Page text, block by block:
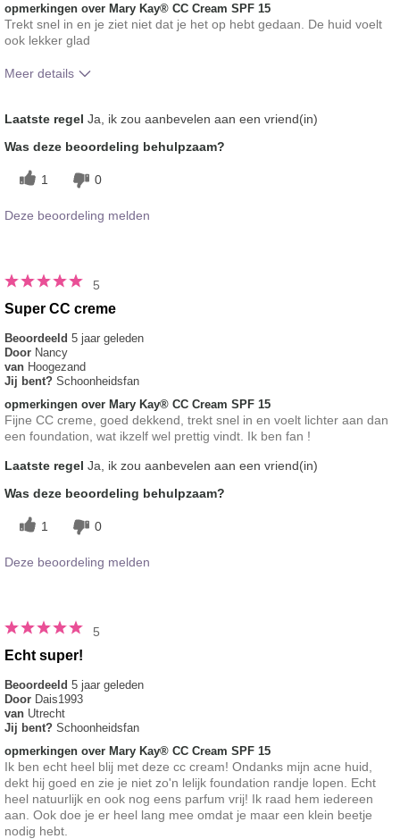
opmerkingen over Mary Kay® CC Cream SPF 15
Trekt snel in en je ziet niet dat je het op hebt gedaan. De huid voelt
ook lekker glad
Meer details
met andere door je gebruikte merken
decoratieve make-up?
Laatste regel Ja, ik zou aanbevelen aan een vriend(in)
Was deze beoordeling behulpzaam?
1 0
Deze beoordeling melden
5
Super CC creme
Beoordeeld 5 jaar geleden
Door Nancy
van Hoogezand
Jij bent? Schoonheidsfan
opmerkingen over Mary Kay® CC Cream SPF 15
Fijne CC creme, goed dekkend, trekt snel in en voelt lichter aan dan
een foundation, wat ikzelf wel prettig vindt. Ik ben fan !
Laatste regel Ja, ik zou aanbevelen aan een vriend(in)
Was deze beoordeling behulpzaam?
1 0
Deze beoordeling melden
5
Echt super!
Beoordeeld 5 jaar geleden
Door Dais1993
van Utrecht
Jij bent? Schoonheidsfan
opmerkingen over Mary Kay® CC Cream SPF 15
Ik ben echt heel blij met deze cc cream! Ondanks mijn acne huid,
dekt hij goed en zie je niet zo'n lelijk foundation randje lopen. Echt
heel natuurlijk en ook nog eens parfum vrij! Ik raad hem iedereen
aan. Ook doe je er heel lang mee omdat je maar een klein beetje
nodig hebt.